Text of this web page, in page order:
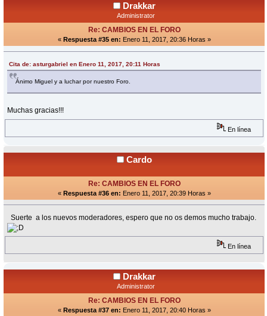
Drakkar
Administrator
Re: CAMBIOS EN EL FORO
« Respuesta #35 en: Enero 11, 2017, 20:36 Horas »
Cita de: asturgabriel en Enero 11, 2017, 20:11 Horas
Ánimo Miguel y a luchar por nuestro Foro.
Muchas gracias!!!
En línea
Cardo
Re: CAMBIOS EN EL FORO
« Respuesta #36 en: Enero 11, 2017, 20:39 Horas »
Suerte a los nuevos moderadores, espero que no os demos mucho trabajo.
En línea
Drakkar
Administrator
Re: CAMBIOS EN EL FORO
« Respuesta #37 en: Enero 11, 2017, 20:40 Horas »